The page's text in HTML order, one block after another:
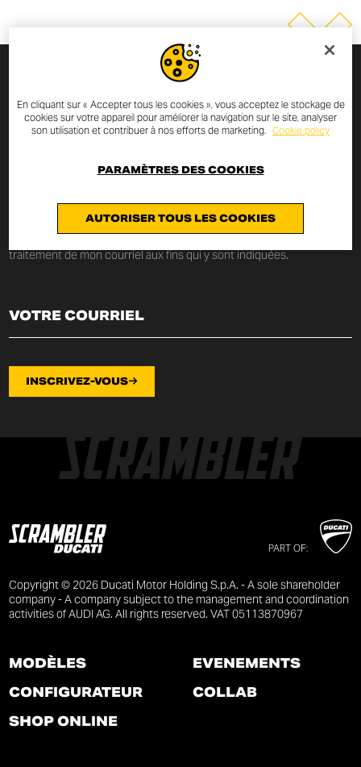
INSCRIVEZ-VOUS À LA
NEWSLETTER
nouveautés et les promotions Scrambler Ducati.
Je déclare avoir lu lapolitique de confidentialitérédigée au x termes
art. 13 du Règlement UE 2016/679sur la protection
traitement de mon courriel aux fins qui y sont indiquées.
INSCRIVEZ-VOUS
PART OF:
Copyright © 2026 Ducati Motor Holding S.p.A. - A sole shareholder
company - A company subject to the management and coordination
activities of AUDI AG. All rights reserved. VAT 05113870967
MODÈLES
CONFIGURATEUR
SHOP ONLINE
ÉVÉNEMENTS
COLLAB
En cliquant sur « Accepter tous les cookies », vous acceptez le stockage de
cookies sur votre appareil pour améliorer la navigation sur le site, analyser
son utilisation et contribuer à nos efforts de marketing. Cookie policy
AUTORISER TOUS LES COOKIES
PARAMÈTRES DES COOKIES